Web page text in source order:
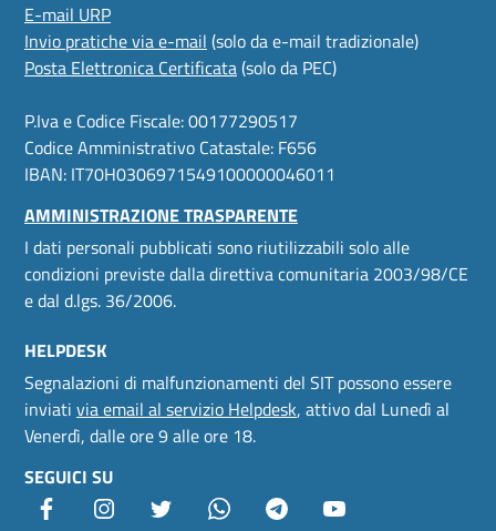
E-mail URP
Invio pratiche via e-mail (solo da e-mail tradizionale)
Posta Elettronica Certificata(solo da PEC)
P.Iva e Codice Fiscale: 00177290517
Codice Amministrativo Catastale: F656
IBAN: IT70H0306971549100000046011
AMMINISTRAZIONE TRASPARENTE
I dati personali pubblicati sono riutilizzabili solo alle
condizioni previste dalla direttiva comunitaria 2003/98/CE
e dal d.lgs. 36/2006.
HELPDESK
Segnalazioni di malfunzionamenti del SIT possono essere
inviati via email al servizio Helpdesk, attivo dal Lunedì al
Venerdì, dalle ore 9 alle ore 18.
SEGUICI SU
Facebook Instagram Twitter Whatsapp Telegram